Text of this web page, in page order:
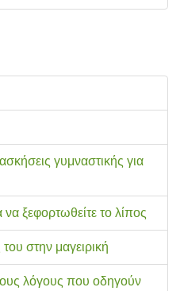
γυμναστικής για
ξεφορτωθείτε το λίπος
στην μαγειρική
λόγους που οδηγούν